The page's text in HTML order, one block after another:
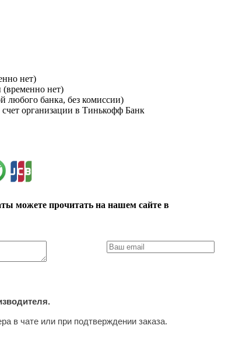
нет)
(временно нет)
любого банка, без комиссии)
организации в Тинькофф Банк
можете прочитать на нашем сайте в
в чате или при подтверждении заказа.